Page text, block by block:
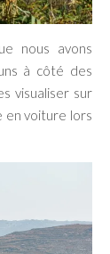
nous avons
à côté des
visualiser sur
en voiture lors